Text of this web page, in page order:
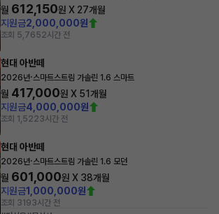
월 612,150원 X 27개월
지원금2,000,000원
조회 5,7652시간 전
현대 아반떼
2026년·스마트스트림 가솔린 1.6 스마트
월 417,000원 X 51개월
지원금4,000,000원
조회 1,5223시간 전
현대 아반떼
2026년·스마트스트림 가솔린 1.6 모던
월 601,000원 X 38개월
지원금1,000,000원
조회 3193시간 전